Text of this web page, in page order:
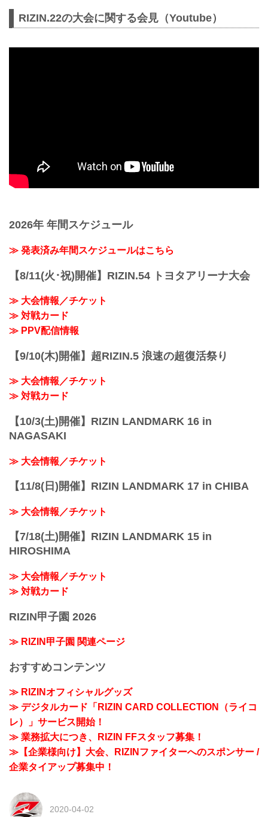
RIZIN.22の大会に関する会見（Youtube）
2026年 年間スケジュール
≫ 発表済み年間スケジュールはこちら
【8/11(火･祝)開催】RIZIN.54 トヨタアリーナ大会
≫ 大会情報／チケット
≫ 対戦カード
≫ PPV配信情報
【9/10(木)開催】超RIZIN.5 浪速の超復活祭り
≫ 大会情報／チケット
≫ 対戦カード
【10/3(土)開催】RIZIN LANDMARK 16 in
NAGASAKI
≫ 大会情報／チケット
【11/8(日)開催】RIZIN LANDMARK 17 in CHIBA
≫ 大会情報／チケット
【7/18(土)開催】RIZIN LANDMARK 15 in
HIROSHIMA
≫ 大会情報／チケット
≫ 対戦カード
RIZIN甲子園 2026
≫ RIZIN甲子園 関連ページ
おすすめコンテンツ
≫ RIZINオフィシャルグッズ
≫ デジタルカード「RIZIN CARD COLLECTION（ライコ
レ）」サービス開始！
≫ 業務拡大につき、RIZIN FFスタッフ募集！
≫【企業様向け】大会、RIZINファイターへのスポンサー /
企業タイアップ募集中！
2020-04-02